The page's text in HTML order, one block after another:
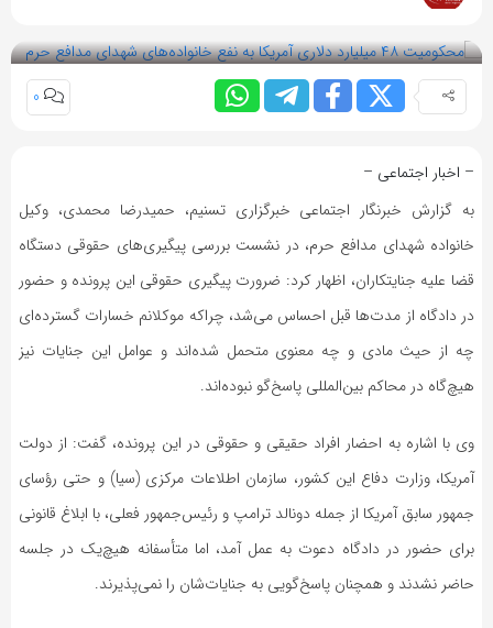
0
– اخبار اجتماعی –
به گزارش خبرنگار اجتماعی خبرگزاری تسنیم، حمیدرضا محمدی، وکیل
خانواده شهدای مدافع حرم، در نشست بررسی پیگیری‌های حقوقی دستگاه
قضا علیه جنایتکاران، اظهار کرد: ضرورت پیگیری حقوقی این پرونده و حضور
در دادگاه از مدت‌ها قبل احساس می‌شد، چراکه موکلانم خسارات گسترده‌ای
چه از حیث مادی و چه معنوی متحمل شده‌اند و عوامل این جنایات نیز
هیچ‌گاه در محاکم بین‌المللی پاسخ‌گو نبوده‌اند.
وی با اشاره به احضار افراد حقیقی و حقوقی در این پرونده، گفت: از دولت
آمریکا، وزارت دفاع این کشور، سازمان اطلاعات مرکزی (سیا) و حتی رؤسای
جمهور سابق آمریکا از جمله دونالد ترامپ و رئیس‌جمهور فعلی، با ابلاغ قانونی
برای حضور در دادگاه دعوت به عمل آمد، اما متأسفانه هیچ‌یک در جلسه
حاضر نشدند و همچنان پاسخ‌گویی به جنایات‌شان را نمی‌پذیرند.